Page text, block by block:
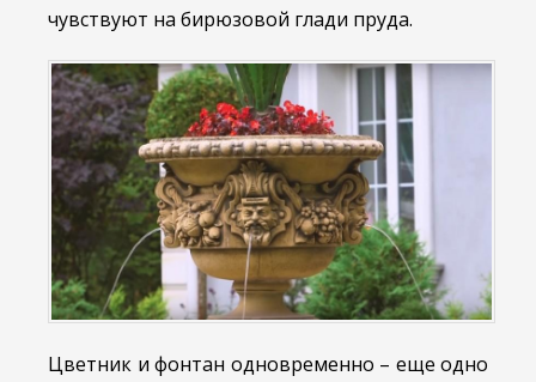
чувствуют на бирюзовой глади пруда.
Цветник и фонтан одновременно – еще одно